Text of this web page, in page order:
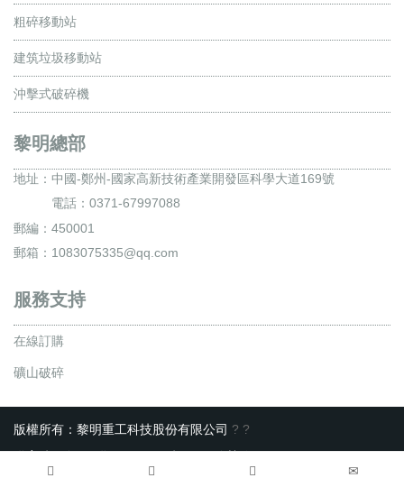
粗碎移動站
建筑垃圾移動站
沖擊式破碎機
黎明總部
地址： 中國-鄭州-國家高新技術產業開發區科學大道169號
電話：0371-67997088
郵編：450001
郵箱：1083075335@qq.com
服務支持
在線訂購
礦山破碎
版權所有：黎明重工科技股份有限公司 ? ?